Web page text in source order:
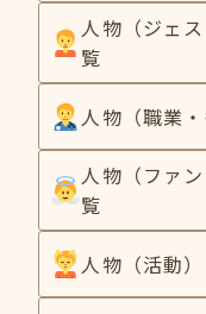
人物（ジェ
覧
人物（職業
人物（ファ
覧
人物（活動